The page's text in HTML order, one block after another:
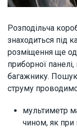
Розподільча
знаходиться під
розміщення ще
приборної
багажнику.
струму
мультиметр
чином, як при